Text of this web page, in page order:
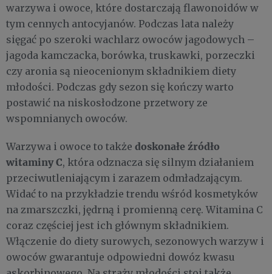
warzywa i owoce, które dostarczają flawonoidów w
tym cennych antocyjanów. Podczas lata należy
sięgać po szeroki wachlarz owoców jagodowych –
jagoda kamczacka, borówka, truskawki, porzeczki
czy aronia są nieocenionym składnikiem diety
młodości. Podczas gdy sezon się kończy warto
postawić na niskosłodzone przetwory ze
wspomnianych owoców.
Warzywa i owoce to także doskonałe źródło
witaminy C, która odznacza się silnym działaniem
przeciwutleniającym i zarazem odmładzającym.
Widać to na przykładzie trendu wśród kosmetyków
na zmarszczki, jędrną i promienną cerę. Witamina C
coraz częściej jest ich głównym składnikiem.
Włączenie do diety surowych, sezonowych warzyw i
owoców gwarantuje odpowiedni dowóz kwasu